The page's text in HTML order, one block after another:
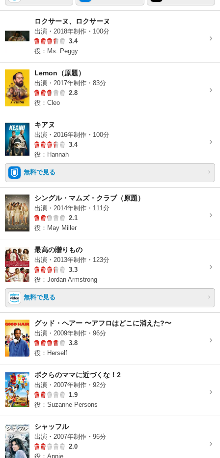
ロクサーヌ、ロクサーヌ
出演・2018年制作・100分
3.4
役：Ms. Peggy
Lemon（原題）
出演・2017年制作・83分
2.8
役：Cleo
キアヌ
出演・2016年制作・100分
3.4
役：Hannah
無料で見る
シングル・マムズ・クラブ（原題）
出演・2014年制作・111分
2.1
役：May Miller
最高の贈りもの
出演・2013年制作・123分
3.3
役：Jordan Armstrong
無料で見る
グッド・ヘアー 〜アフロはどこに消えた?〜
出演・2009年制作・96分
3.8
役：Herself
ボクらのママに近づくな！2
出演・2007年制作・92分
1.9
役：Suzanne Persons
シャッフル
出演・2007年制作・96分
2.0
役：Annie